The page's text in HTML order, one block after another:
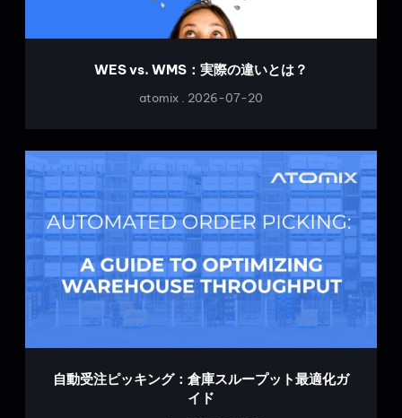
WES vs. WMS：実際の違いとは？
atomix 2026-07-20
自動受注ピッキング：倉庫スループット最適化ガ
イド